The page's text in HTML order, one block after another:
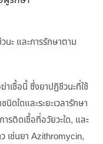
นะ และการรักษาตาม
าเชื้อนี้ ซึ่งยาปฏิชีวนะที่ใช้
ดใดและระยะเวลารักษา
รติดเชื้อที่อวัยวะใด, และ
เช่นยา Azithromycin,